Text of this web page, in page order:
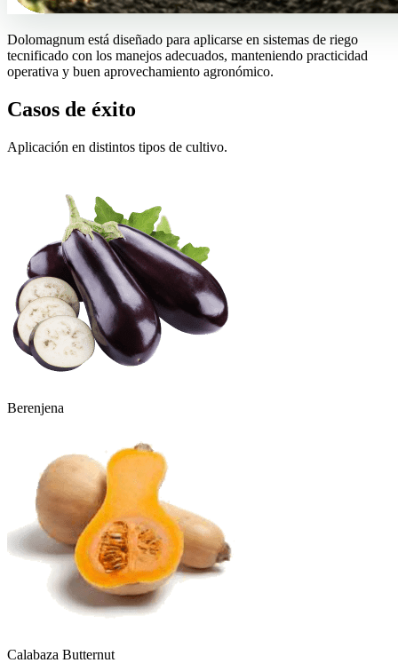
Dolomagnum está diseñado para aplicarse en sistemas de riego
tecnificado con los manejos adecuados, manteniendo practicidad
operativa y buen aprovechamiento agronómico.
Casos de éxito
Aplicación en distintos tipos de cultivo.
Berenjena
Calabaza Butternut